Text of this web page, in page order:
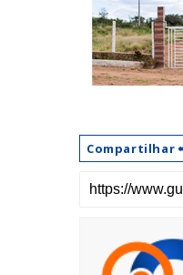
Compartilhar